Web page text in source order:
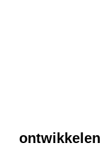
ontwikkelen